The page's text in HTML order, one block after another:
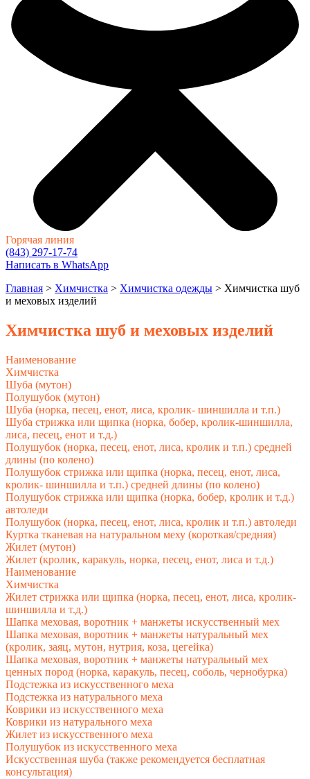
Горячая линия
(843) 297-17-74
Написать в WhatsApp
Главная > Химчистка > Химчистка одежды > Химчистка шуб
и меховых изделий
Химчистка шуб и меховых изделий
Наименование
Химчистка
Шуба (мутон)
Полушубок (мутон)
Шуба (норка, песец, енот, лиса, кролик- шиншилла и т.п.)
Шуба стрижка или щипка (норка, бобер, кролик-шиншилла,
лиса, песец, енот и т.д.)
Полушубок (норка, песец, енот, лиса, кролик и т.п.) средней
длины (по колено)
Полушубок стрижка или щипка (норка, песец, енот, лиса,
кролик- шиншилла и т.п.) средней длины (по колено)
Полушубок стрижка или щипка (норка, бобер, кролик и т.д.)
автоледи
Полушубок (норка, песец, енот, лиса, кролик и т.п.) автоледи
Куртка тканевая на натуральном меху (короткая/средняя)
Жилет (мутон)
Жилет (кролик, каракуль, норка, песец, енот, лиса и т.д.)
Наименование
Химчистка
Жилет стрижка или щипка (норка, песец, енот, лиса, кролик-
шиншилла и т.д.)
Шапка меховая, воротник + манжеты искусственный мех
Шапка меховая, воротник + манжеты натуральный мех
(кролик, заяц, мутон, нутрия, коза, цегейка)
Шапка меховая, воротник + манжеты натуральный мех
ценных пород (норка, каракуль, песец, соболь, чернобурка)
Подстежка из искусственного меха
Подстежка из натурального меха
Коврики из искусственного меха
Коврики из натурального меха
Жилет из искусственного меха
Полушубок из искусственного меха
Искусственная шуба (также рекомендуется бесплатная
консультация)